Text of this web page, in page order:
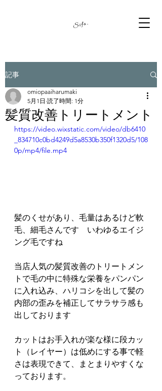
記事
髪質改善トリートメント
omiopaaiharumaki
5月1日 読了時間: 1分
https://video.wixstatic.com/video/db6410
_834710c0bd4249d5a8530b350f1320d5/108
0p/mp4/file.mp4
髪のくせがあり、毛量はあるけど軟
毛、細毛さんです　いわゆるエイジ
ング毛ですね
当店人気の髪質改善のトリートメン
トで毛の中に特殊な栄養をパンパン
に入れ込み、ハリコシを出して髪の
内部の歪みを補正してサラサラ感も
出しております
カットはお手入れが楽な様に段カッ
ト（レイヤー）は低めにする事で軽
さは表現できて、まとまりやすくな
っております。